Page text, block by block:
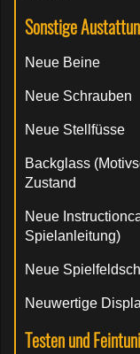
Sonstige
Neue Beine
Neue Schrauben
Neue Stellfüsse
Backglass
Zustand
Neue
Spielanleitung)
Neue
Neuwertige
Testen und